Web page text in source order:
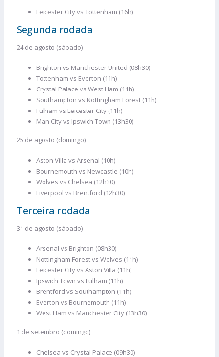
Leicester City vs Tottenham (16h)
Segunda rodada
24 de agosto (sábado)
Brighton vs Manchester United (08h30)
Tottenham vs Everton (11h)
Crystal Palace vs West Ham (11h)
Southampton vs Nottingham Forest (11h)
Fulham vs Leicester City (11h)
Man City vs Ipswich Town (13h30)
25 de agosto (domingo)
Aston Villa vs Arsenal (10h)
Bournemouth vs Newcastle (10h)
Wolves vs Chelsea (12h30)
Liverpool vs Brentford (12h30)
Terceira rodada
31 de agosto (sábado)
Arsenal vs Brighton (08h30)
Nottingham Forest vs Wolves (11h)
Leicester City vs Aston Villa (11h)
Ipswich Town vs Fulham (11h)
Brentford vs Southampton (11h)
Everton vs Bournemouth (11h)
West Ham vs Manchester City (13h30)
1 de setembro (domingo)
Chelsea vs Crystal Palace (09h30)